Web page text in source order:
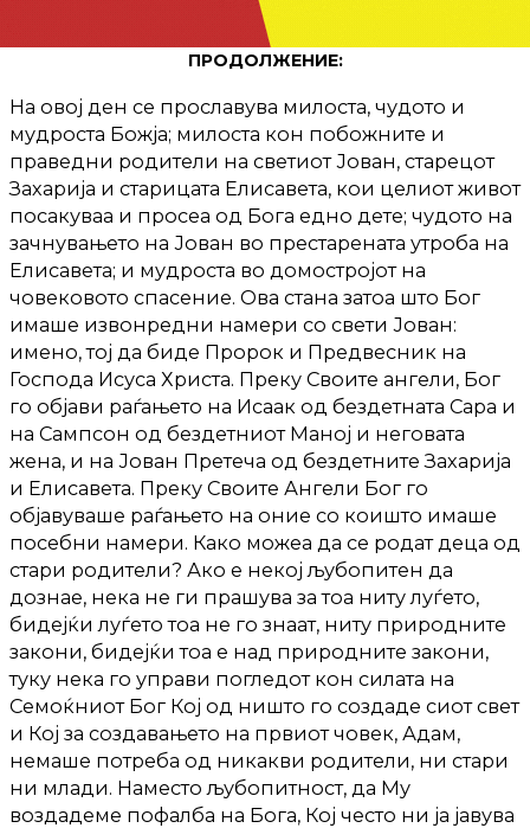
ПРОДОЛЖЕНИЕ:
На овој ден се прославува милоста, чудото и
мудроста Божја; милоста кон побожните и
праведни родители на светиот Јован, старецот
Захарија и старицата Елисавета, кои целиот живот
посакуваа и просеа од Бога едно дете; чудото на
зачнувањето на Јован во престарената утроба на
Елисавета; и мудроста во домостројот на
човековото спасение. Ова стана затоа што Бог
имаше извонредни намери со свети Јован:
имено, тој да биде Пророк и Предвесник на
Господа Исуса Христа. Преку Своите ангели, Бог
го објави раѓањето на Исаак од бездетната Сара и
на Сампсон од бездетниот Маној и неговата
жена, и на Јован Претеча од бездетните Захарија
и Елисавета. Преку Своите Ангели Бог го
објавуваше раѓањето на оние со коишто имаше
посебни намери. Како можеа да се родат деца од
стари родители? Ако е некој љубопитен да
дознае, нека не ги прашува за тоа ниту луѓето,
бидејќи луѓето тоа не го знаат, ниту природните
закони, бидејќи тоа е над природните закони,
туку нека го управи погледот кон силата на
Семоќниот Бог Кој од ништо го создаде сиот свет
и Кој за создавањето на првиот човек, Адам,
немаше потреба од никакви родители, ни стари
ни млади. Наместо љубопитност, да Му
воздадеме пофалба на Бога, Кој често ни ја јавува